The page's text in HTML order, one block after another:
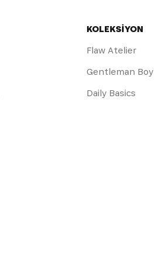
KOLEKSİYON
Flaw Atelier
Gentleman Boy
Daily Basics